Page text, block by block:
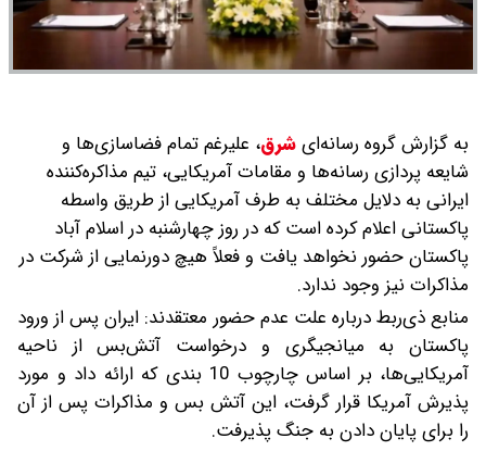
به گزارش گروه رسانه‌ایشرق، علیرغم تمام فضاسازی‌ها و
شایعه پردازی رسانه‌ها و مقامات آمریکایی، تیم مذاکره‌کننده
ایرانی به دلایل مختلف به طرف آمریکایی از طریق واسطه
پاکستانی اعلام کرده است که در روز چهارشنبه در اسلام آباد
پاکستان حضور نخواهد یافت و فعلاً هیچ دورنمایی از شرکت در
مذاکرات نیز وجود ندارد.
منابع ذی‌ربط درباره علت عدم حضور معتقدند: ایران پس از ورود
پاکستان به میانجیگری و درخواست آتش‌بس از ناحیه
آمریکایی‌ها، بر اساس چارچوب 10 بندی که ارائه داد و مورد
پذیرش آمریکا قرار گرفت، این آتش بس و مذاکرات پس از آن
را برای پایان دادن به جنگ پذیرفت.